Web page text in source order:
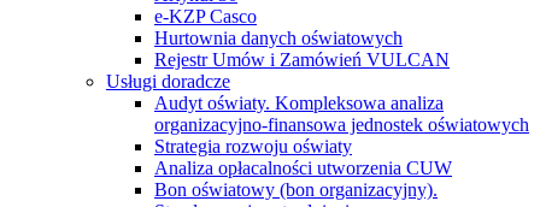
e-KZP Casco
Hurtownia danych oświatowych
Rejestr Umów i Zamówień VULCAN
Usługi doradcze
Audyt oświaty. Kompleksowa analiza
organizacyjno-finansowa jednostek oświatowych
Strategia rozwoju oświaty
Analiza opłacalności utworzenia CUW
Bon oświatowy (bon organizacyjny).